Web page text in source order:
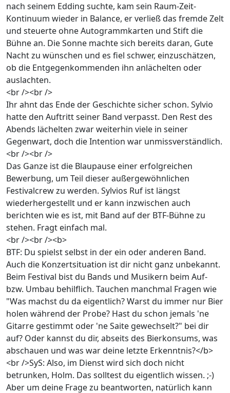
nach seinem Edding suchte, kam sein Raum-Zeit-
Kontinuum wieder in Balance, er verließ das fremde Zelt
und steuerte ohne Autogrammkarten und Stift die
Bühne an. Die Sonne machte sich bereits daran, Gute
Nacht zu wünschen und es fiel schwer, einzuschätzen,
ob die Entgegenkommenden ihn anlächelten oder
auslachten.
<br /><br />
Ihr ahnt das Ende der Geschichte sicher schon. Sylvio
hatte den Auftritt seiner Band verpasst. Den Rest des
Abends lächelten zwar weiterhin viele in seiner
Gegenwart, doch die Intention war unmissverständlich.
<br /><br />
Das Ganze ist die Blaupause einer erfolgreichen
Bewerbung, um Teil dieser außergewöhnlichen
Festivalcrew zu werden. Sylvios Ruf ist längst
wiederhergestellt und er kann inzwischen auch
berichten wie es ist, mit Band auf der BTF-Bühne zu
stehen. Fragt einfach mal.
<br /><br /><b>
BTF: Du spielst selbst in der ein oder anderen Band.
Auch die Konzertsituation ist dir nicht ganz unbekannt.
Beim Festival bist du Bands und Musikern beim Auf-
bzw. Umbau behilflich. Tauchen manchmal Fragen wie
"Was machst du da eigentlich? Warst du immer nur Bier
holen während der Probe? Hast du schon jemals 'ne
Gitarre gestimmt oder 'ne Saite gewechselt?" bei dir
auf? Oder kannst du dir, abseits des Bierkonsums, was
abschauen und was war deine letzte Erkenntnis?</b>
<br />SyS: Also, im Dienst wird sich doch nicht
betrunken, Holm. Das solltest du eigentlich wissen. ;-)
Aber um deine Frage zu beantworten, natürlich kann